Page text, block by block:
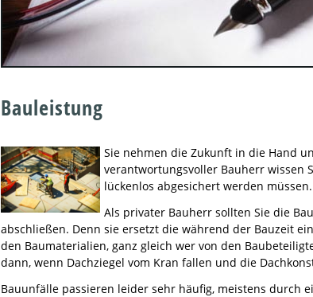
Bauleistung
Sie nehmen die Zukunft in die Hand
verantwortungsvoller Bauherr wissen
lückenlos abgesichert werden müssen.
Als privater Bauherr sollten Sie die
abschließen. Denn sie ersetzt die während der Bauzeit
den Baumaterialien, ganz gleich wer von den
dann, wenn Dachziegel vom Kran fallen und die
Bauunfälle passieren leider sehr häufig, meistens durch